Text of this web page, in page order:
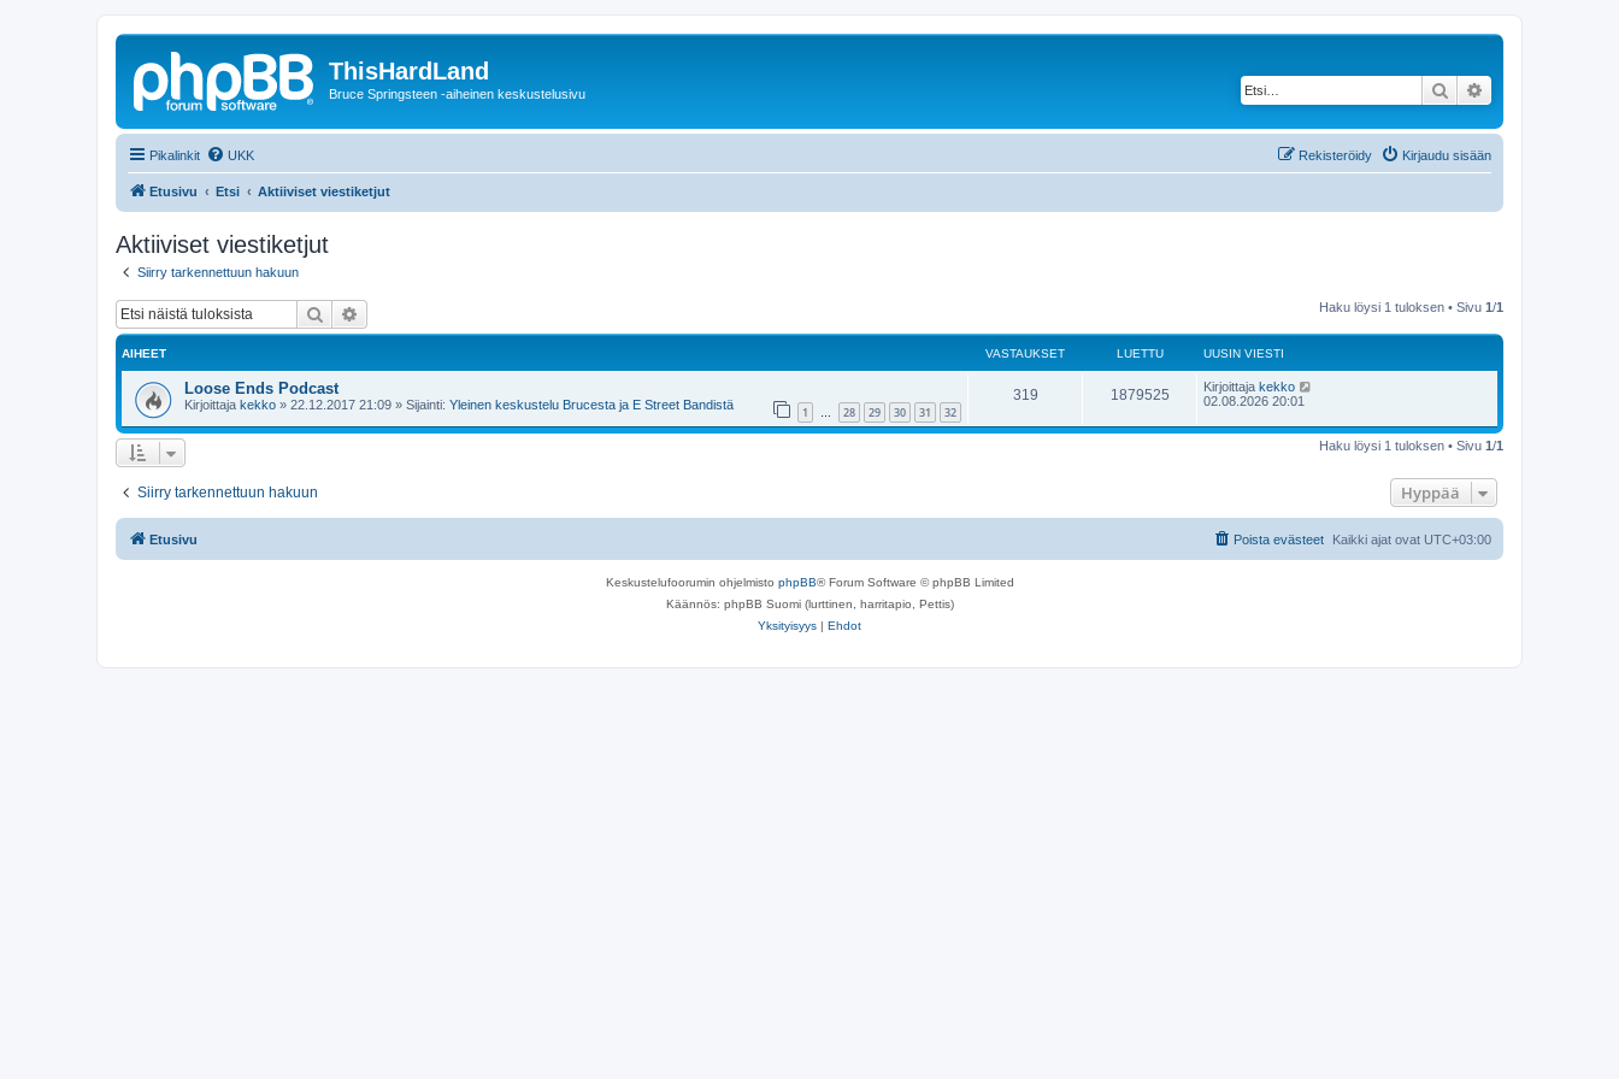
ThisHardLand
Bruce Springsteen -aiheinen keskustelusivu Etsi
Pikalinkit UKK Kirjaudu sisään
Rekisteröidy
Etusivu Etsi Aktiiviset viestiketjut
Aktiiviset viestiketjut
Siirry tarkennettuun hakuun
Etsi Haku löysi 1 tuloksen • Sivu 1/1
AIHEET VASTAUKSET LUETTU UUSIN VIESTI
Loose Ends Podcast
Kirjoittaja kekko » 22.12.2017 21:09 » Sijainti: Yleinen keskustelu Brucesta ja E Street Bandistä 1 … 28 29 30 31 32
319 1879525 Kirjoittaja kekko
02.08.2026 20:01
Haku löysi 1 tuloksen • Sivu 1/1
Siirry tarkennettuun hakuun Hyppää
Etusivu Kaikki ajat ovat UTC+03:00
Poista evästeet
Keskustelufoorumin ohjelmisto phpBB® Forum Software © phpBB Limited
Käännös: phpBB Suomi (lurttinen, harritapio, Pettis)
Yksityisyys | Ehdot